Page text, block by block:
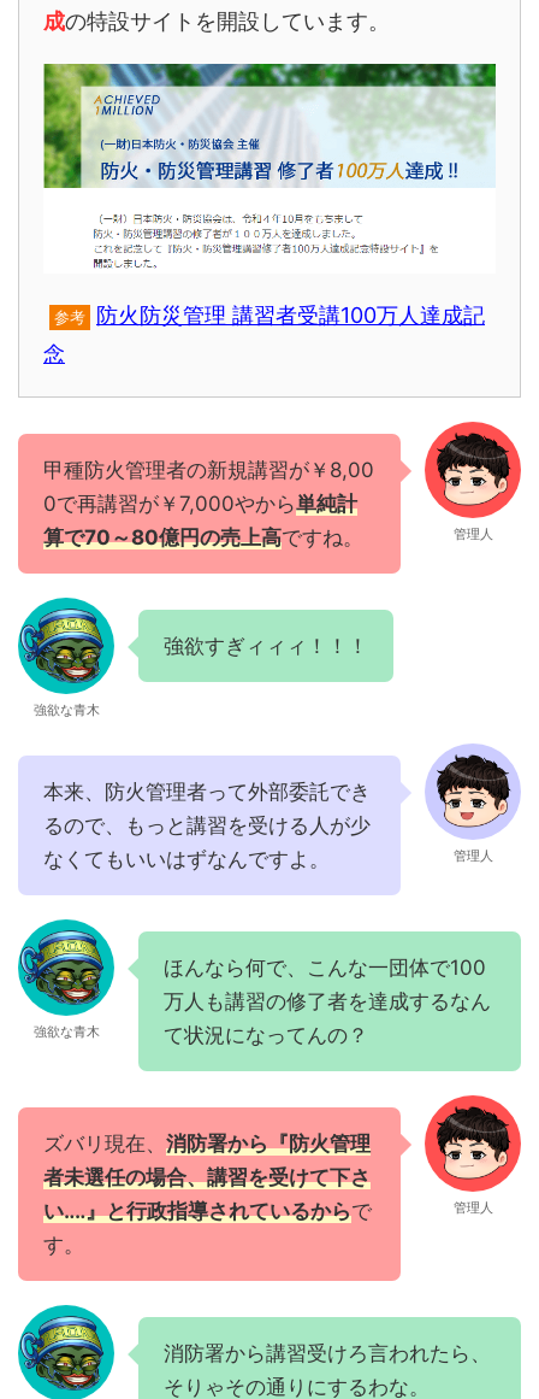
成の特設サイトを開設しています。
参考
防火防災管理 講習者受講100万人達成記
念
甲種防火管理者の新規講習が￥8,00
0で再講習が￥7,000やから単純計
算で70～80億円の売上高ですね。 管理人
強欲な青木
強欲すぎィィィ！！！
本来、防火管理者って外部委託でき
るので、もっと講習を受ける人が少
なくてもいいはずなんですよ。
管理人
強欲な青木
ほんなら何で、こんな一団体で100
万人も講習の修了者を達成するなん
て状況になってんの？
ズバリ現在、 消防署から『防火管理
者未選任の場合、講習を受けて下さ
い‥‥』と行政指導されているからで
す。
管理人
消防署から講習受けろ言われたら、
そりゃその通りにするわな。